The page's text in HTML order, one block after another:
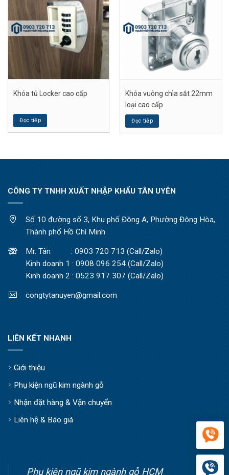
Khóa tủ Locker cao cấp
Đọc tiếp
Khóa vuông chìa sắt 22mm
loại cao cấp
Đọc tiếp
CÔNG TY TNHH XUẤT NHẬP KHẨU TÂN UYÊN
Số 10 đường số 3, Khu phố Đông A, Phường Đông Hòa,
Thành phố Hồ Chí Minh
Mr. Tân : 0903 720 713 (Call/Zalo)
Kinh doanh 1 : 0908 096 254 (Call/Zalo)
Kinh doanh 2 : 0523 917 307 (Call/Zalo)
congtytanuyen@gmail.com
LIÊN KẾT NHANH
Giới thiệu
Phụ kiện ngũ kim ngành gỗ
Nhận đặt hàng & Vận chuyển
Liên hệ & Báo giá
Phụ kiện ngũ kim ngành gỗ HCM